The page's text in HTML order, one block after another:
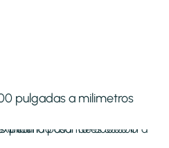
pulgadas a milimetros